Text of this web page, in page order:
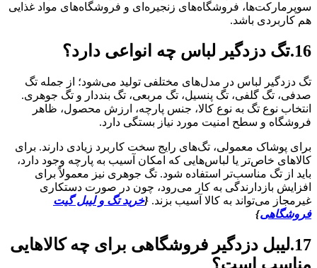
سوپرمارکت‌ها، فروشگاه‌های زنجیره‌ای و فروشگاه‌های مواد غذایی
هم کاربردی باشد.
16.تگ دزدگیر لباس چه انواعی دارد؟
تگ دزدگیر لباس در مدل‌های مختلفی تولید می‌شود؛ از جمله تگ
صدفی، تگ گلفی، تگ پنسیل، تگ مربعی، تگ بنددار و تگ جوهری.
انتخاب نوع تگ به نوع کالا، جنس پارچه، ارزش محصول، ظاهر
فروشگاه و سطح امنیت مورد نیاز بستگی دارد.
برای پوشاک معمولی، تگ‌های رایج سخت کاربرد زیادی دارند. برای
کالاهای خاص‌تر یا لباس‌هایی که امکان آسیب به پارچه وجود دارد،
باید از تگ مناسب‌تر استفاده شود. تگ جوهری نیز معمولاً برای
افزایش بازدارندگی به کار می‌رود، چون در صورت دستکاری
غیرمجاز می‌تواند به کالا آسیب بزند. {خرید تگ و لیبل گیت
فروشگاهی}
17.لیبل دزدگیر فروشگاهی برای چه کالاهایی
مناسب است؟